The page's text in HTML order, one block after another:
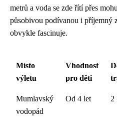
metrů a voda se zde řítí přes
působivou podívanou i příjemný
obvykle fascinuje.
Místo
výletu
Vhodnost
pro děti
Mumlavský
vodopád
Od 4 let 2